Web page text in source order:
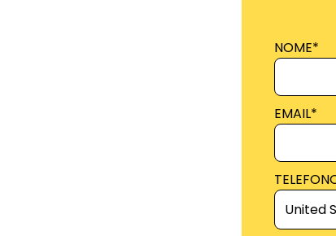
NOME*
EMAIL*